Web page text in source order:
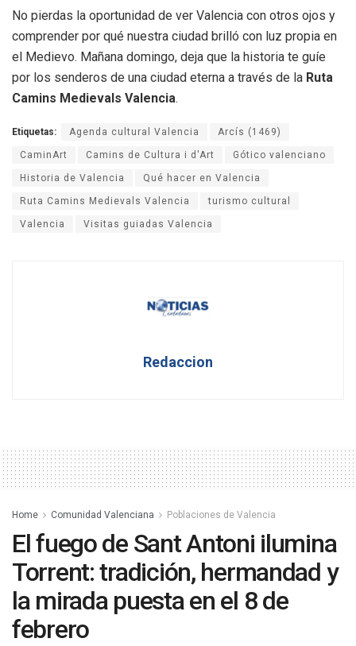
No pierdas la oportunidad de ver Valencia con otros ojos y
comprender por qué nuestra ciudad brilló con luz propia en
el Medievo. Mañana domingo, deja que la historia te guíe
por los senderos de una ciudad eterna a través de la Ruta
Camins Medievals Valencia.
Etiquetas: Agenda cultural Valencia Arcís (1469)
CaminArt Camins de Cultura i d'Art Gótico valenciano
Historia de Valencia Qué hacer en Valencia
Ruta Camins Medievals Valencia turismo cultural
Valencia Visitas guiadas Valencia
Redaccion
Home Comunidad Valenciana Poblaciones de Valencia
El fuego de Sant Antoni ilumina
Torrent: tradición, hermandad y
la mirada puesta en el 8 de
febrero